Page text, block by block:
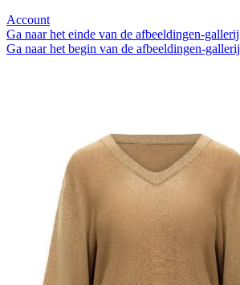
Account
Ga naar het einde van de afbeeldingen-gallerij
Ga naar het begin van de afbeeldingen-gallerij